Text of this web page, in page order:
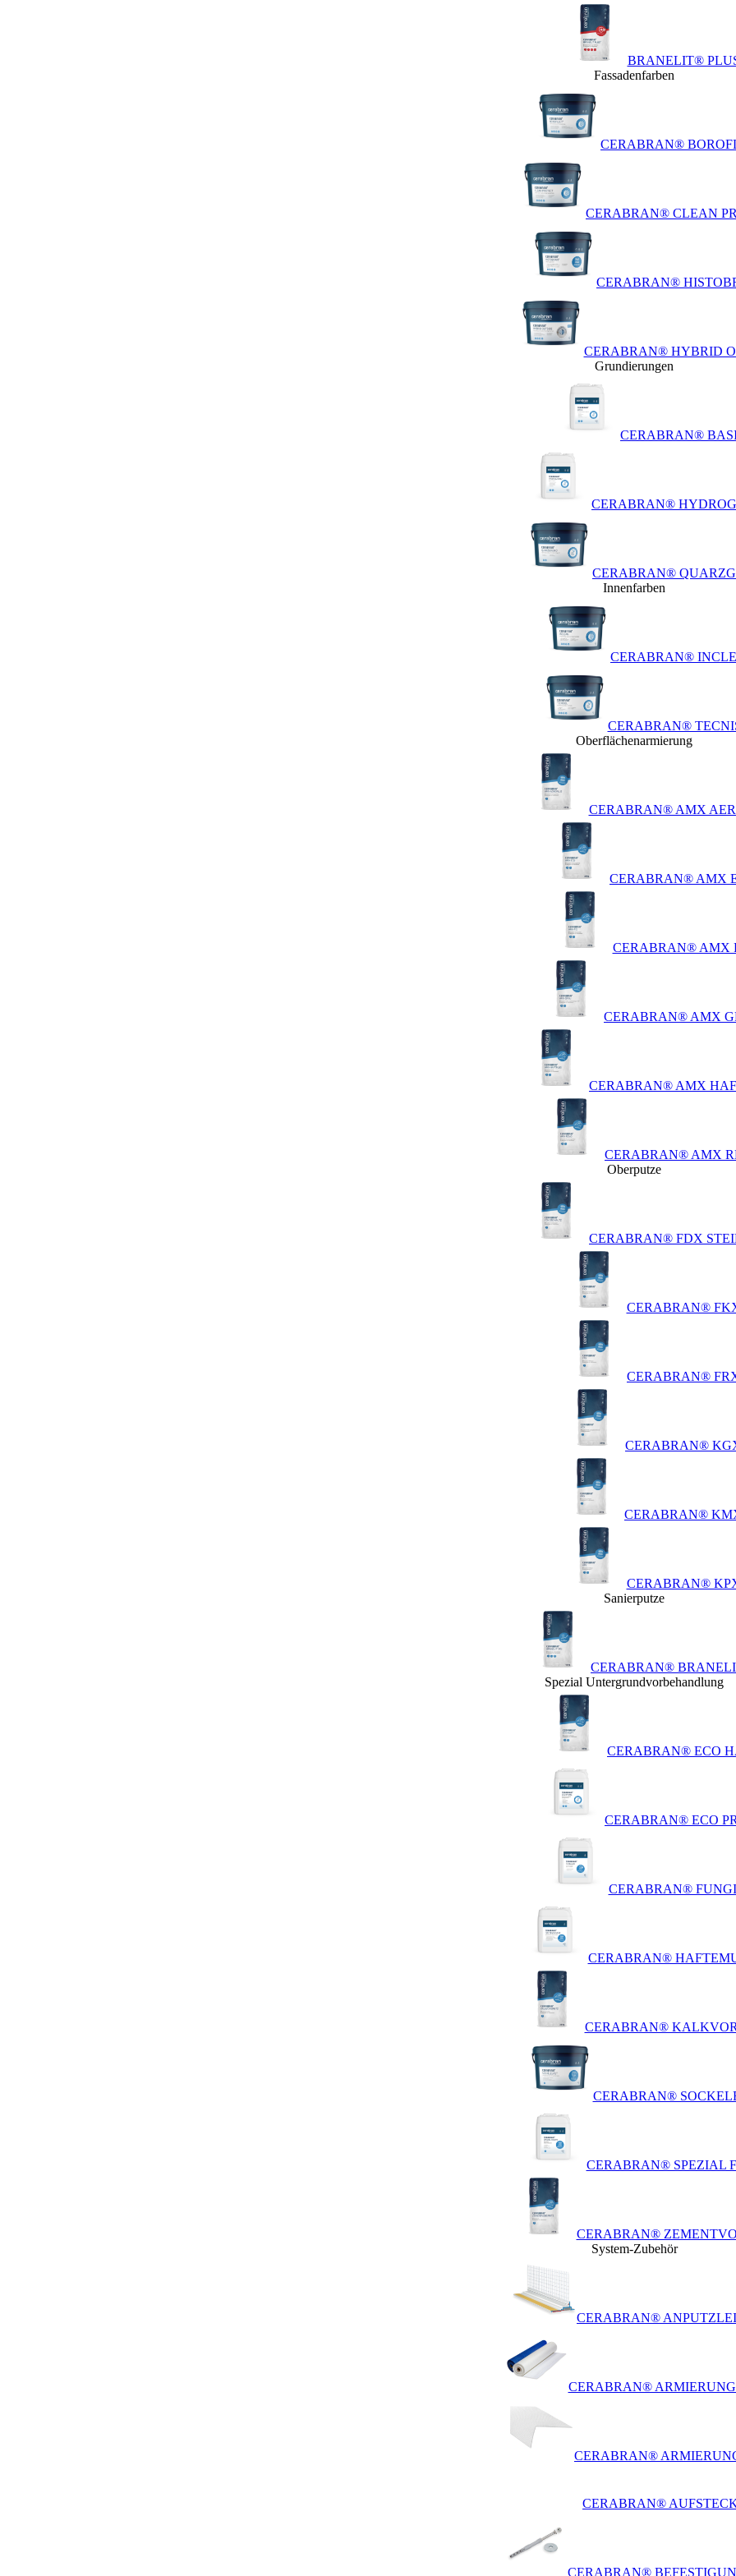
BRANELIT®
Fassadenfarben
CERABRAN®
CERABRAN® CLEAN
CERABRAN®
CERABRAN® HYBRID
Grundierungen
CERABRAN®
CERABRAN®
CERABRAN®
Innenfarben
CERABRAN®
CERABRAN®
Oberflächenarmierung
CERABRAN® AMX
CERABRAN® AMX
CERABRAN® AMX
CERABRAN® AMX
CERABRAN® AMX
CERABRAN® AMX
Oberputze
CERABRAN® FDX
CERABRAN®
CERABRAN®
CERABRAN®
CERABRAN®
CERABRAN®
Sanierputze
CERABRAN®
Spezial Untergrundvorbehandlung
CERABRAN® ECO
CERABRAN® ECO
CERABRAN®
CERABRAN®
CERABRAN®
CERABRAN®
CERABRAN® SPEZIAL
CERABRAN®
System-Zubehör
CERABRAN®
CERABRAN®
CERABRAN®